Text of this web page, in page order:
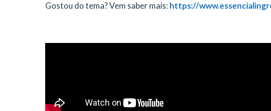
Gostou do tema? Vem saber mais: https://